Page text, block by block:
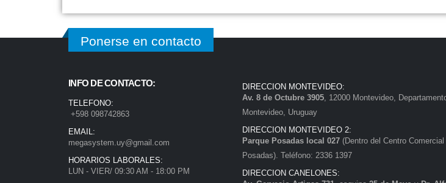
Ponerse en contacto
INFO DE CONTACTO:
TELEFONO:
+598 098742863
EMAIL:
megasystem.uy@gmail.com
HORARIOS LABORALES:
LUN - VIER/ 09:30 AM - 18:00 PM
DIRECCION MONTEVIDEO:
Av. 8 de Octubre 3905 , 12000 Montevideo,
Montevideo, Uruguay
DIRECCION MONTEVIDEO 2:
Parque Posadas local 027 (Dentro del Centro
Posadas). Teléfono: 2336 1397
DIRECCION CANELONES: